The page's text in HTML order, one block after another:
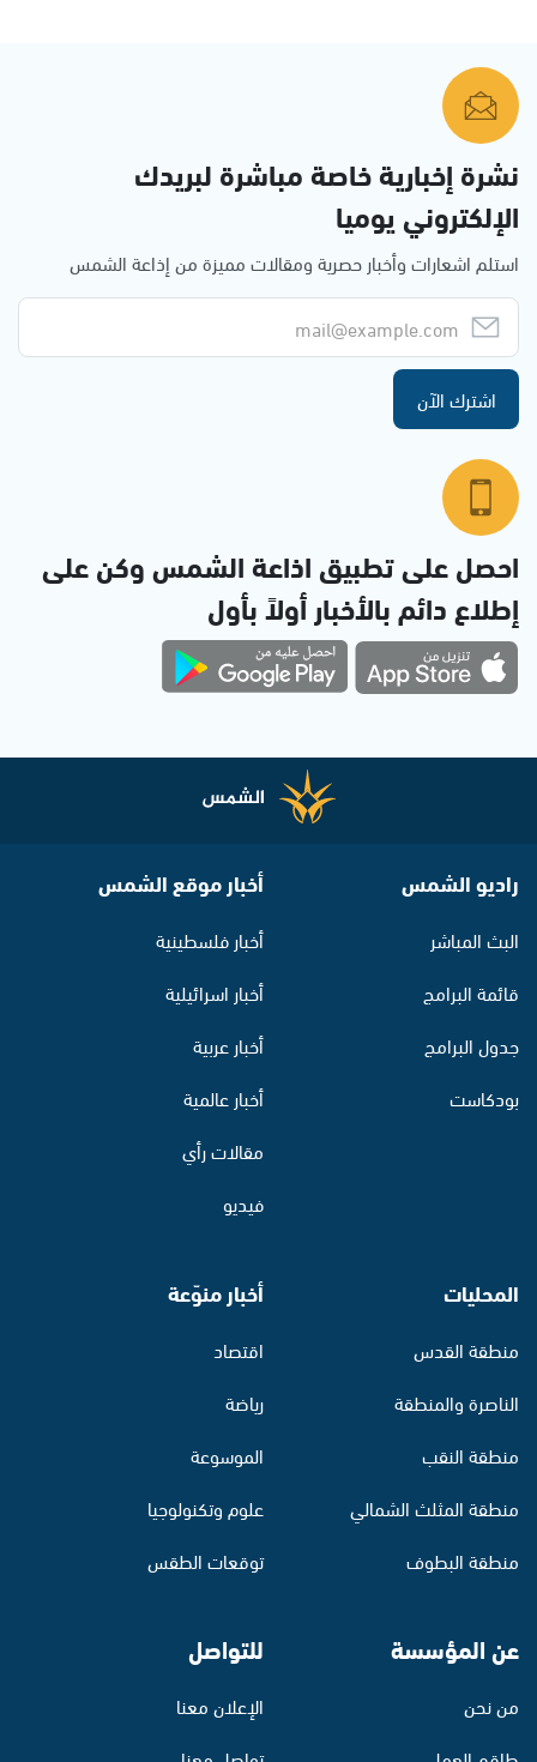
نشرة إخبارية خاصة مباشرة لبريدك
الإلكتروني يوميا
استلم اشعارات وأخبار حصرية ومقالات مميزة من إذاعة الشمس
اشترك الآن
احصل على تطبيق اذاعة الشمس وكن على
إطلاع دائم بالأخبار أولاً بأول
راديو الشمس
البث المباشر
قائمة البرامج
جدول البرامج
بودكاست
أخبار موقع الشمس
أخبار فلسطينية
أخبار اسرائيلية
أخبار عربية
أخبار عالمية
مقالات رأي
فيديو
المحليات
منطقة القدس
الناصرة والمنطقة
منطقة النقب
منطقة المثلث الشمالي
منطقة البطوف
أخبار منوّعة
اقتصاد
رياضة
الموسوعة
علوم وتكنولوجيا
توقعات الطقس
عن المؤسسة
من نحن
للتواصل
الإعلان معنا